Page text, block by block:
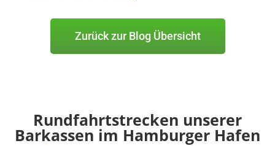
Zurück zur Blog Übersicht
Rundfahrtstrecken unserer
Barkassen im Hamburger Hafen